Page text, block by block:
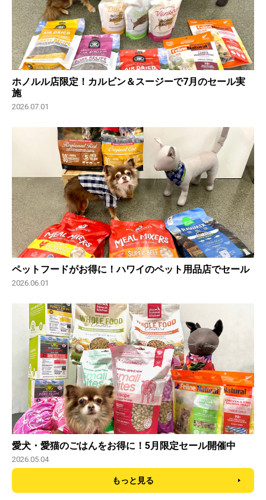
ホノルル店限定！カルビン＆スージーで7月のセール実
施
2026.07.01
ペットフードがお得に！ハワイのペット用品店でセール
2026.06.01
愛犬・愛猫のごはんをお得に！5月限定セール開催中
2026.05.04
もっと見る